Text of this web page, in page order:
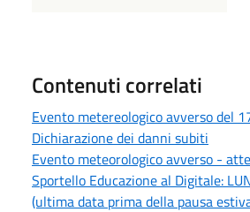
Contenuti correlati
Evento metereologico avverso del
Dichiarazione dei danni subiti
Evento meteorologico avverso -
Sportello Educazione al Digitale:
(ultima data prima della pausa